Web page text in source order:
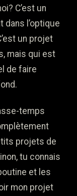
C’est un
dans l’optique
un projet
mais qui est
de faire
temps
projets de
tu connais
et les
mon projet